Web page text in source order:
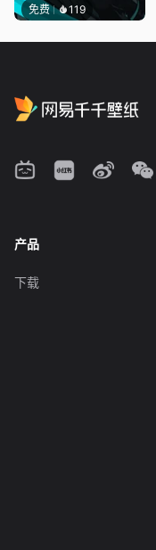
免费 119
产品
下载